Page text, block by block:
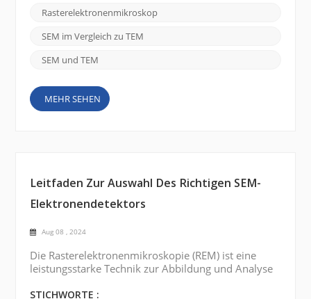
leistungsstarken Werkzeuge haben einer Vielzahl
wissenschaftlicher Disziplinen neue Wege eröffnet
und ermöglichen es Forschern, die
einer ...
Rasterelektronenmikroskop
SEM im Vergleich zu TEM
SEM und TEM
MEHR SEHEN
Leitfaden Zur Auswahl Des Richtigen SEM-
Elektronendetektors
Aug 08 , 2024
Die Rasterelektronenmikroskopie (REM) ist eine
leistungsstarke Technik zur Abbildung und Analyse
Elektronendetektoren sind wichtige Komponenten
STICHWORTE :